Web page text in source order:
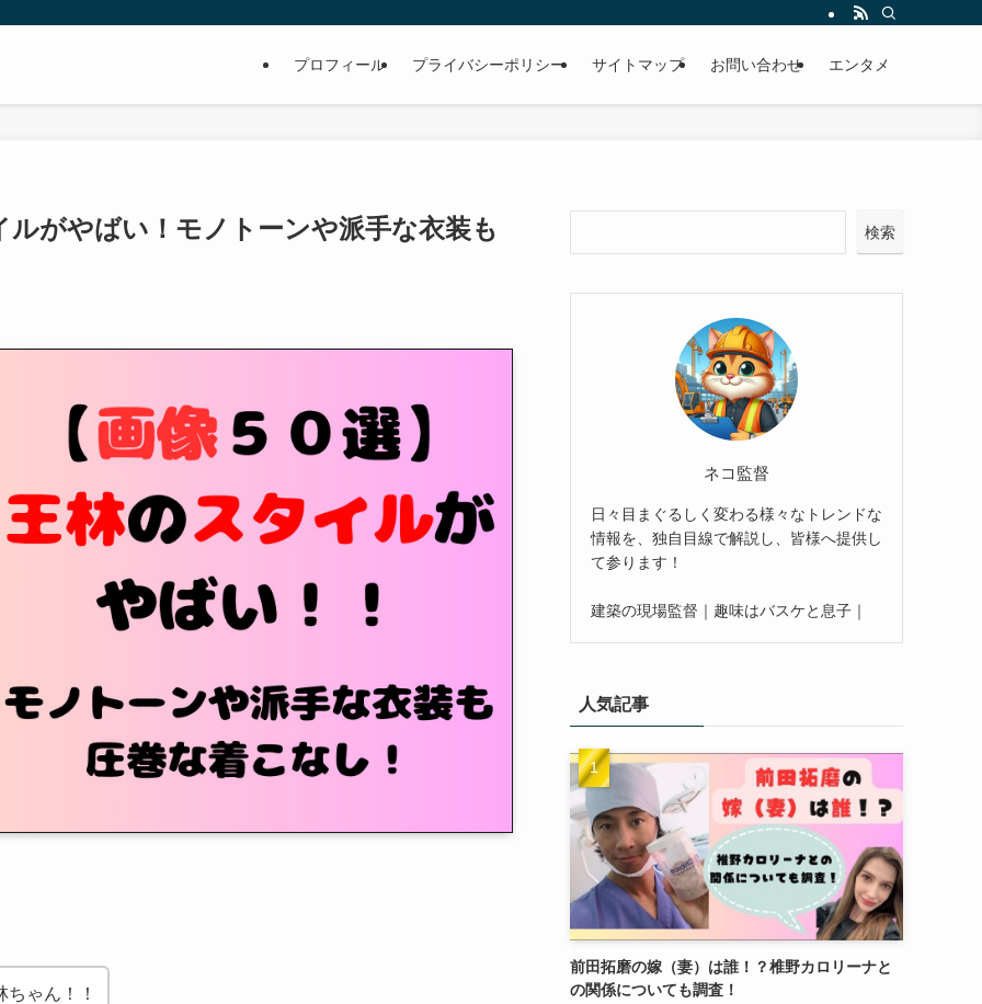
プロフィール プライバシーポリシー サイトマップ お問い合わせ エンタメ
ルがやばい！モノトーンや派手な衣装も
ゃん！！
検索
ネコ監督
日々目まぐるしく変わる様々なトレンドな
情報を、独自目線で解説し、皆様へ提供し
て参ります！
建築の現場監督｜趣味はバスケと息子｜
人気記事
前田拓磨の嫁（妻）は誰！？椎野カロリーナと
の関係についても調査！